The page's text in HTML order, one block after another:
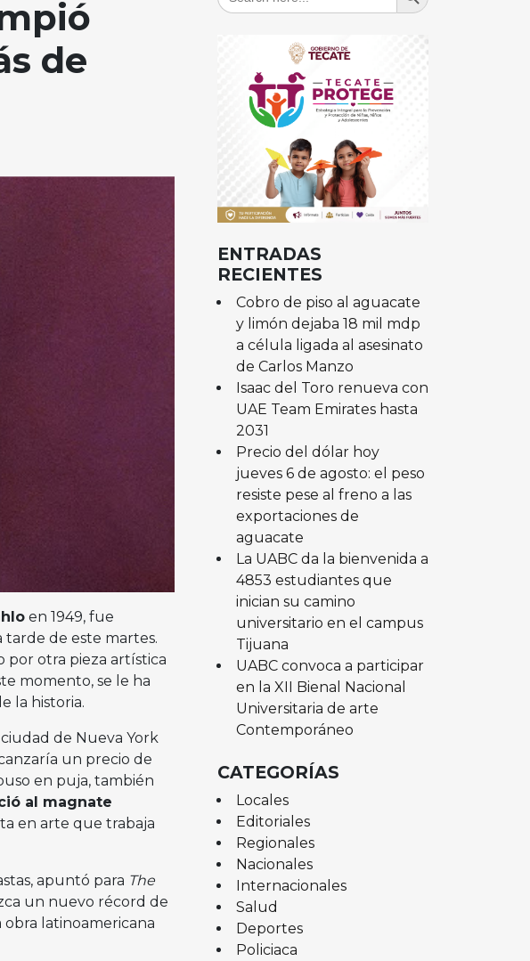
de
en 1949, fue
tarde de este martes.
por otra pieza artística
momento, se le ha
la historia.
de Nueva York
un precio de
en puja, también
al magnate
en arte que trabaja
apuntó para The
un nuevo récord de
latinoamericana
ENTRADAS
RECIENTES
Cobro de piso al aguacate
y limón dejaba 18 mil mdp
a célula ligada al asesinato
de Carlos Manzo
Isaac del Toro renueva con
UAE Team Emirates hasta
2031
Precio del dólar hoy
jueves 6 de agosto: el peso
resiste pese al freno a las
exportaciones de
aguacate
La UABC da la bienvenida a
4853 estudiantes que
inician su camino
universitario en el campus
Tijuana
UABC convoca a participar
en la XII Bienal Nacional
Universitaria de arte
Contemporáneo
CATEGORÍAS
Locales
Editoriales
Regionales
Nacionales
Internacionales
Salud
Deportes
Policiaca